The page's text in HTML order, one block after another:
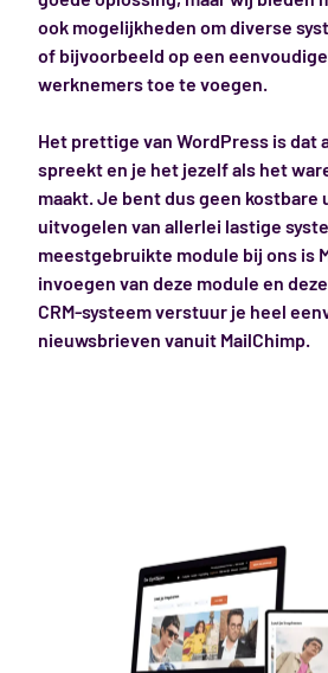
ook mogelijkheden om diverse
of bijvoorbeeld op een
werknemers toe te voegen.
Het prettige van WordPress is dat
spreekt en je het jezelf als het
maakt. Je bent dus geen kostbare
uitvogelen van allerlei lastige
meestgebruikte module bij ons is
invoegen van deze module en
CRM-systeem verstuur je heel
nieuwsbrieven vanuit MailChimp.